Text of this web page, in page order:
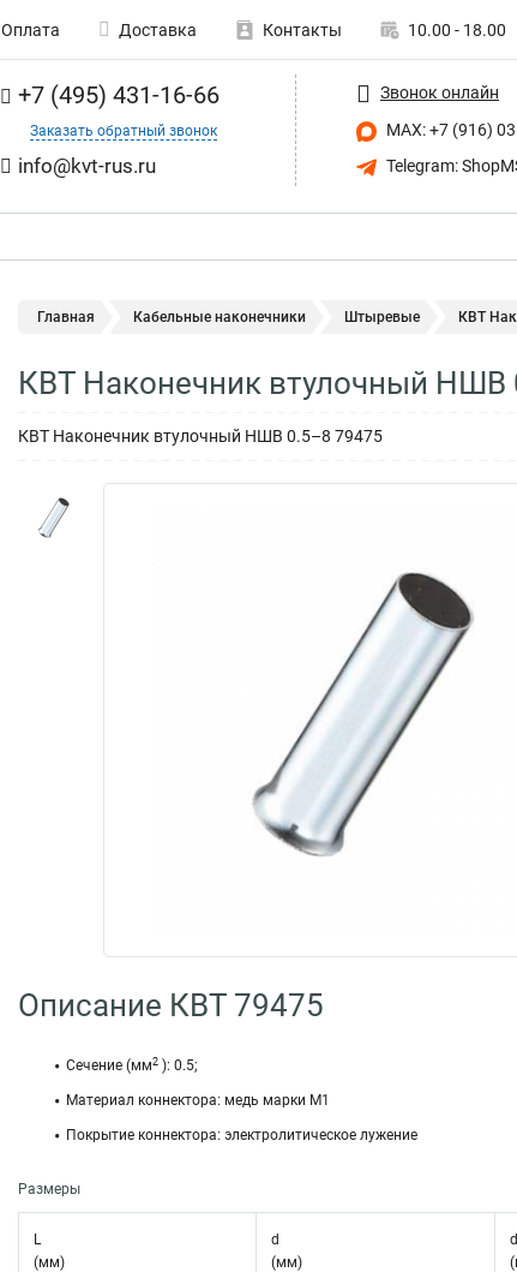
Оплата Доставка Контакты 10.00 - 18.00
+7 (495) 431-16-66
Заказать обратный звонок
info@kvt-rus.ru
Звонок онлайн
MAX: +7 (916)
Telegram:
Главная Кабельные наконечники Штыревые КВТ
КВТ Наконечник втулочный НШВ
КВТ Наконечник втулочный НШВ 0.5–8 79475
Описание КВТ 79475
Сечение (мм2 ): 0.5;
Материал коннектора: медь марки М1
Покрытие коннектора: электролитическое лужение
Размеры
L
(мм)
d
(мм)
d